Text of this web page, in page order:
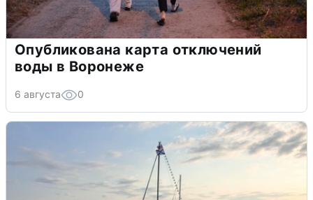
Опубликована карта отключений
воды в Воронеже
6 августа 0